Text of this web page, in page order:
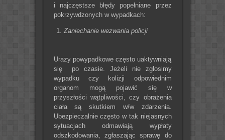
i najczęstsze błędy popełniane przez
pokrzywdzonych w wypadkach:
Zaniechanie wezwania policji
Urazy powypadkowe często uaktywniają
się po czasie. Jeżeli nie zgłosimy
wypadku czy kolizji odpowiednim
organom mogą pojawić się w
przyszłości wątpliwości, czy obrażenia
ciała są skutkiem w/w zdarzenia.
Ubezpieczalnie często w tak niejasnych
sytuacjach odmawiają wypłaty
odszkodowania, zgłaszając sprawę do